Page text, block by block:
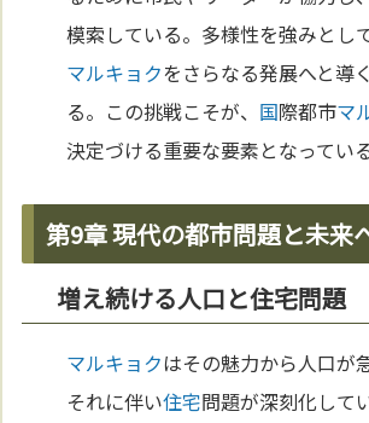
模索している。多様性を強みとし
マルキョクをさらなる発展へと導
る。この挑戦こそが、 国際都市マ
決定づける重要な要素となっている
第9章 現代の都市問題と未来
増え続ける人口と住宅問題
マルキョクはその魅力から人口が
それに伴い住宅問題が深刻化して